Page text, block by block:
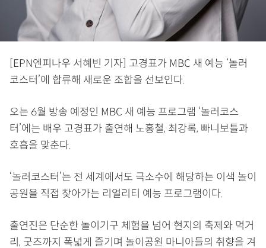
[EPN엔피나우 서혜빈 기자] 고경표가 MBC 새 예능 ‘놀러
코스터’에 합류해 새로운 조합을 선보인다.
오는 6월 방송 예정인 MBC 새 예능 프로그램 ‘놀러코스
터’에는 배우 고경표가 출연해 노홍철, 최강록, 빠니보틀과
호흡을 맞춘다.
‘놀러코스터’는 전 세계에서도 극소수에 해당하는 이색 놀이
공원을 직접 찾아가는 리얼리티 예능 프로그램이다.
출연진은 단순한 놀이기구 체험을 넘어 현지의 축제와 먹거
리, 굿즈까지 폭넓게 즐기며 놀이공원 마니아들의 취향을 겨